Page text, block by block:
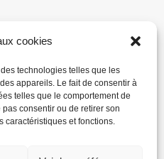
cookies
technologies telles que les
appareils. Le fait de consentir à
telles que le comportement de
consentir ou de retirer son
caractéristiques et fonctions.